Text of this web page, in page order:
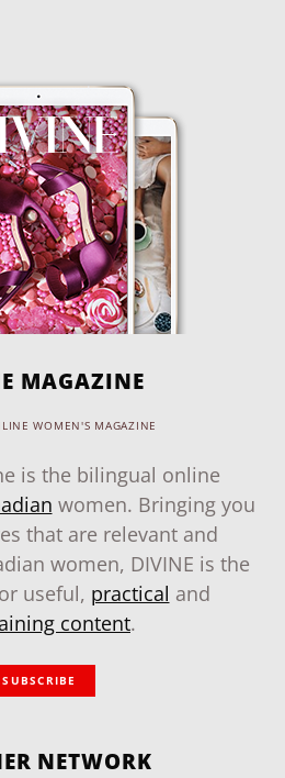
MAGAZINE
WOMEN'S MAGAZINE
is the bilingual online
women. Bringing you
that are relevant and
women, DIVINE is the
useful, practical and
content.
SUBSCRIBE
NETWORK